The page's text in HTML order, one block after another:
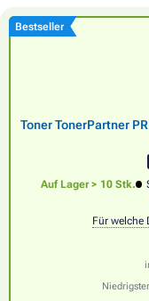
Bestseller
Toner TonerPartner
Auf Lager > 10 Stk.
Für welche